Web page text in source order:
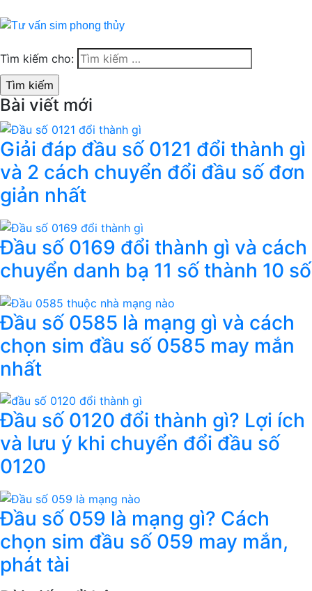
Tìm kiếm cho:
Bài viết mới
Giải đáp đầu số 0121 đổi thành gì
và 2 cách chuyển đổi đầu số đơn
giản nhất
Đầu số 0169 đổi thành gì và cách
chuyển danh bạ 11 số thành 10 số
Đầu số 0585 là mạng gì và cách
chọn sim đầu số 0585 may mắn
nhất
Đầu số 0120 đổi thành gì? Lợi ích
và lưu ý khi chuyển đổi đầu số
0120
Đầu số 059 là mạng gì? Cách
chọn sim đầu số 059 may mắn,
phát tài